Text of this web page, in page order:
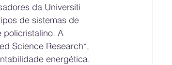
da Universiti
de sistemas de
policristalino. A
Science Research*,
energética.